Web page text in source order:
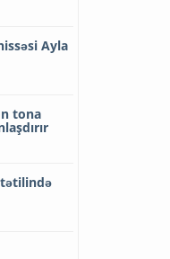
Ayla
tona